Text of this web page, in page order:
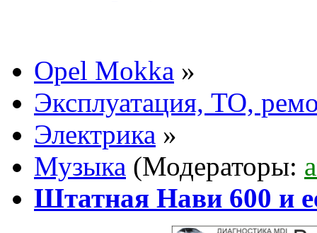
Opel Mokka »
Эксплуатация, ТО,
Электрика »
Музыка (Модераторы:
Штатная Нави 600 и